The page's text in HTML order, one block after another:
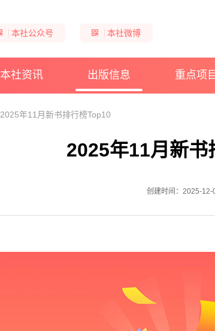
本社公众号 本社微博
本社资讯 出版信息 重点项目
2025年11月新书排行榜Top10
2025年11月新
创建时间：2025-12-